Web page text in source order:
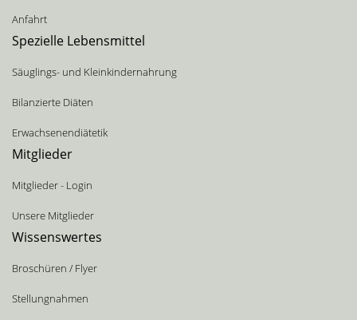
Anfahrt
Spezielle Lebensmittel
Säuglings- und Kleinkindernahrung
Bilanzierte Diäten
Erwachsenendiätetik
Mitglieder
Mitglieder - Login
Unsere Mitglieder
Wissenswertes
Broschüren / Flyer
Stellungnahmen